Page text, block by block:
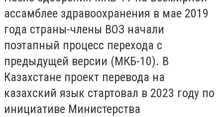
ассамблее здравоохранения в мае 2019
года страны-члены ВОЗ начали
поэтапный процесс перехода с
предыдущей версии (МКБ-10). В
Казахстане проект перевода на
казахский язык стартовал в 2023 году по
инициативе Министерства